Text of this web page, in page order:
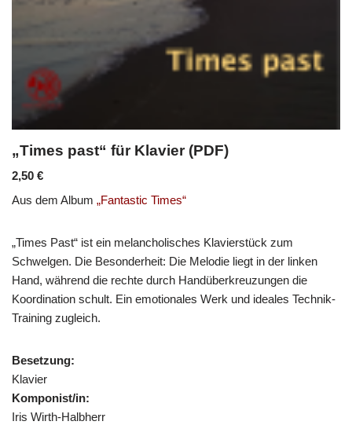
„Times past“ für Klavier (PDF)
2,50 €
Aus dem Album „Fantastic Times“
„Times Past“ ist ein melancholisches Klavierstück zum
Schwelgen. Die Besonderheit: Die Melodie liegt in der linken
Hand, während die rechte durch Handüberkreuzungen die
Koordination schult. Ein emotionales Werk und ideales Technik-
Training zugleich.
Besetzung:
Klavier
Komponist/in:
Iris Wirth-Halbherr